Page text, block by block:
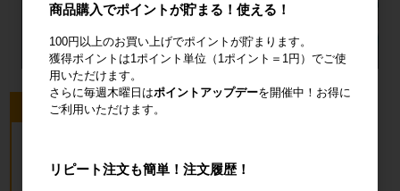
受付時間：平日9:00～18:00
今回のピックアップ商品
商品購入でポイントが貯まる！使える！
100円以上のお買い上げでポイントが貯まります。
獲得ポイントは1ポイント単位（1ポイント＝1円）でご使
用いただけます。
さらに毎週木曜日はポイントアップデーを開催中！お得に
ご利用いただけます。
リピート注文も簡単！注文履歴！